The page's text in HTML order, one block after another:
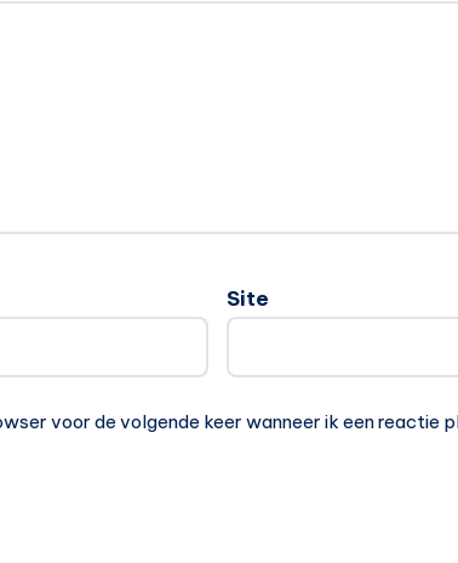
Site
voor de volgende keer wanneer ik een reactie